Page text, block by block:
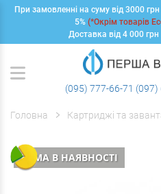
При замовленні на суму від 3000
5% (*Окрім товарів
Доставка від 4 000
(095) 777-66-71 (097)
Головна Картриджі та
НЕМА В НАЯВНОСТІ